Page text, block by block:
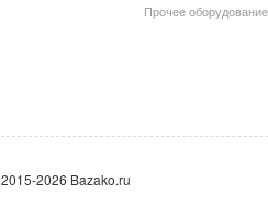
Прочее
2015-2026 Bazako.ru